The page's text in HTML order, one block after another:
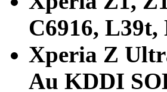
C6916, L39t,
Xperia Z
Au KDDI